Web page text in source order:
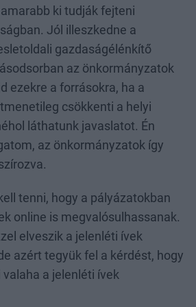
ki tudják fejteni
Jól illeszkedne a
gazdaságélénkítő
az önkormányzatok
ezekre a forrásokra, ha a
csökkenti a helyi
láthatunk javaslatot. Én
az önkormányzatok így
tenni, hogy a pályázatokban
online is megvalósulhassanak.
elveszik a jelenléti ívek
azért tegyük fel a kérdést, hogy
a jelenléti ívek